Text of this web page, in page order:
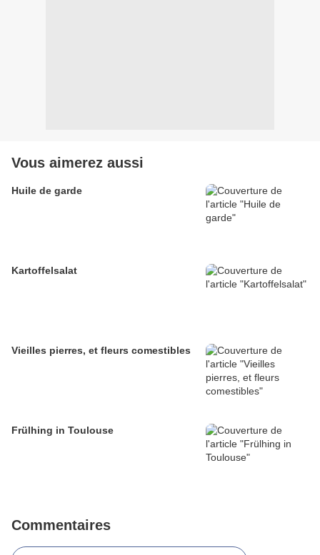
Vous aimerez aussi
Huile de garde
Kartoffelsalat
Vieilles pierres, et fleurs comestibles
Frülhing in Toulouse
Commentaires